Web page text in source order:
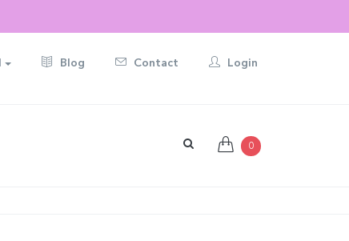
Blog Contact Login
0